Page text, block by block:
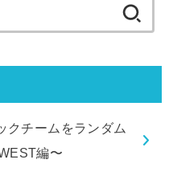
クチームをランダム
編〜